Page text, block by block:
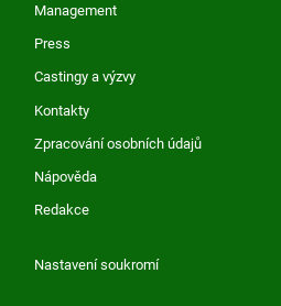
Management
Press
Castingy a výzvy
Kontakty
Zpracování osobních údajů
Nápověda
Redakce
Nastavení soukromí